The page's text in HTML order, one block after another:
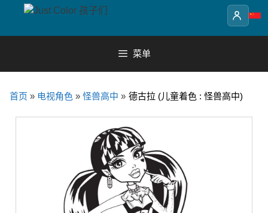
content
菜单
首页 » 电视角色 » 怪兽高中 » 德古拉 (儿童着色 : 怪兽高中)